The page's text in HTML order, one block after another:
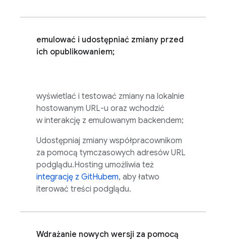
emulować i udostępniać zmiany przed
ich opublikowaniem;
wyświetlać i testować zmiany na lokalnie
hostowanym URL-u oraz wchodzić
w interakcję z emulowanym backendem;
Udostępniaj zmiany współpracownikom
za pomocą tymczasowych adresów URL
podglądu.Hosting umożliwia też
integrację z GitHubem, aby łatwo
iterować treści podglądu.
Wdrażanie nowych wersji za pomocą